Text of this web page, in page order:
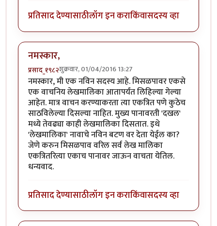
प्रतिसाद देण्यासाठीलॉग इन कराकिंवासदस्य व्हा
नमस्कार,
प्रसाद_१९८२शुक्रवार, 01/04/2016 13:27
नमस्कार, मी एक नविन सदस्य आहे. मिसळपावर एकसे
एक वाचनिय लेखमालिका आतापर्यंत लिहिल्या गेल्या
आहेत. मात्र वाचन करण्याकरता त्या एकत्रित पणे कुठेच
साठविलेल्या दिसल्या नाहित. मुख्य पानावरती 'दखल'
मध्ये तेवढ्या काही लेखमालिका दिसतात. इथे
'लेखमालिका' नावाचे नविन बटण वर देता येईल का?
जेणे करुन मिसळपाव वरिल सर्व लेख मालिका
एकत्रितरित्या एकाच पानावर जाऊन वाचता येतिल.
धन्यवाद.
प्रतिसाद देण्यासाठीलॉग इन कराकिंवासदस्य व्हा